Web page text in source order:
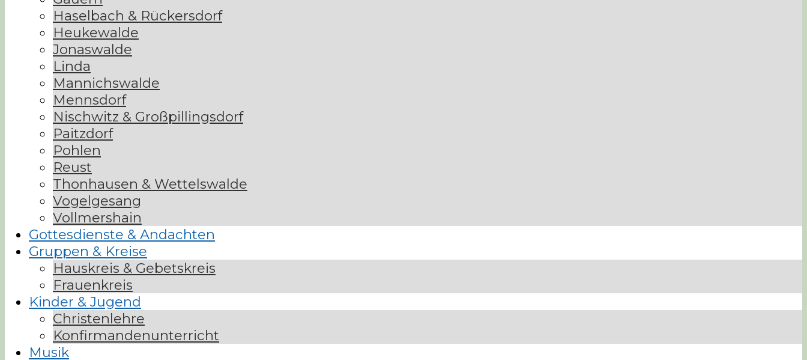
Haselbach & Rückersdorf
Heukewalde
Jonaswalde
Linda
Mannichswalde
Mennsdorf
Nischwitz & Großpillingsdorf
Paitzdorf
Pohlen
Reust
Thonhausen & Wettelswalde
Vogelgesang
Vollmershain
Gottesdienste & Andachten
Gruppen & Kreise
Hauskreis & Gebetskreis
Frauenkreis
Kinder & Jugend
Christenlehre
Konfirmandenunterricht
Musik